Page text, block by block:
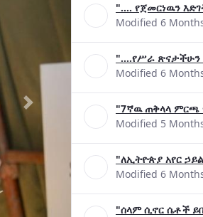
Next
".... የጀመርነዉን
Modified 6
"....የሥራ ጽናታችሁን
Modified 6
"7ኛዉ ጠቅላላ ምርጫ
Modified 5
"ለኢትዮጵያ አየር
Modified 6
"ሰላም ሲኖር ሴቶች